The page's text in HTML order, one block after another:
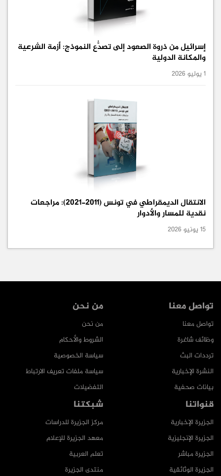
إسرائيل من ذروة الصعود إلى تصدُّع النموذج: أزمة الشرعية
والمكانة الدولية
1 يوليو 2026
الانتقال الديمقراطي في تونس (2011-2021): مراجعات
نقدية للمسار والأدوار
15 يونيو 2026
من نحن
من نحن
الشروط والأحكام
سياسة الخصوصية
سياسة ملفات تعريف الارتباط
التفضيلات
تواصل معنا
تواصل معنا
وظائف شاغرة
ترددات البث
النشرة الإخبارية
بيانات صحفية
شبكتنا
مركز الجزيرة للدراسات
معهد الجزيرة للإعلام
تعلم العربية
منتدى الجزيرة
قنواتنا
الجزيرة الإخبارية
الجزيرة الإنجليزية
الجزيرة مباشر
الجزيرة الوثائقية